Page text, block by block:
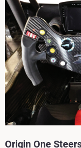
Origin One